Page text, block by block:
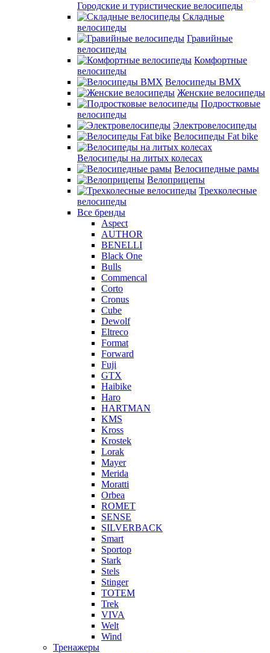
Городские и туристические велосипеды
Складные
велосипеды
Гравийные
велосипеды
Комфортные
велосипеды
Велосипеды BMX
Женские велосипеды
Подростковые
велосипеды
Электровелосипеды
Велосипеды Fat bike
Велосипеды на литых колесах
Велосипедные рамы
Велоприцепы
Трехколесные
велосипеды
Все бренды
Aspect
AUTHOR
BENELLI
Black One
Bulls
Commencal
Corto
Cronus
Cube
Dewolf
Eltreco
Format
Forward
Fuji
GTX
Haibike
Haro
HARTMAN
KMS
Kross
Krostek
Lorak
Mayer
Merida
Moratti
Orbea
ROMET
SENSE
SILVERBACK
Smart
Sportop
Stark
Stels
Stinger
TOTEM
Trek
VIVA
Welt
Wind
Тренажеры